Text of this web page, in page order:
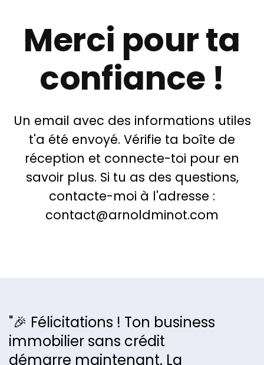
Merci pour ta
confiance !
Un email avec des informations utiles
t'a été envoyé. Vérifie ta boîte de
réception et connecte-toi pour en
savoir plus. Si tu as des questions,
contacte-moi à l'adresse :
contact@arnoldminot.com
"🎉 Félicitations ! Ton business
immobilier sans crédit
démarre maintenant. La